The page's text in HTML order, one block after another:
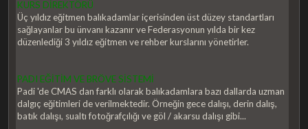
KURS DİREKTÖRÜ
Üç yıldız eğitmen balıkadamlar içerisinden üst düzey standartları
sağlayanlar bu ünvanı kazanır ve Federasyonun yılda bir kez
düzenlediği 3 yıldız eğitmen ve rehber kurslarını yönetirler.
PADI EĞİTİM VE BRÖVE SİSTEMİ
Padi 'de CMAS dan farklı olarak balıkadamlara bazı dallarda uzman
dalgıç eğitimleri de verilmektedir. Örneğin gece dalışı, derin dalış,
batık dalışı, sualtı fotoğrafçılığı ve göl / akarsu dalışı gibi...